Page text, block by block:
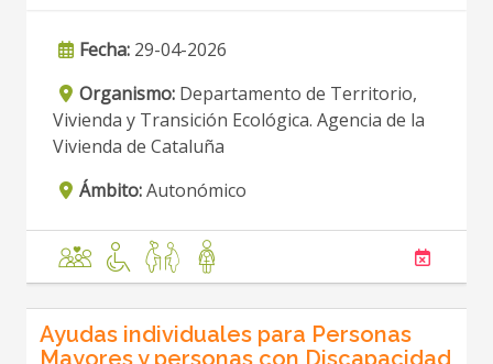
Fecha: 29-04-2026
Organismo: Departamento de Territorio,
Vivienda y Transición Ecológica. Agencia de la
Vivienda de Cataluña
Ámbito:Autonómico
Ayudas individuales para Personas